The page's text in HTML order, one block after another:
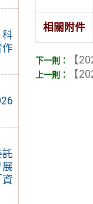
相關附件
【
【